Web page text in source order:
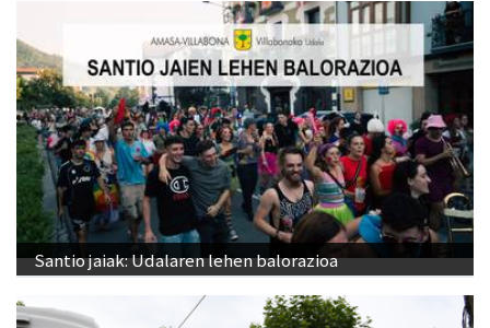
Santio jaiak: Udalaren lehen balorazioa